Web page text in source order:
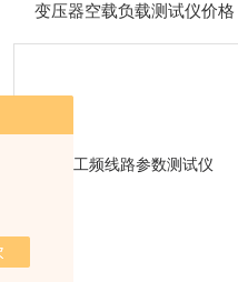
变压器空载负载测试仪价格